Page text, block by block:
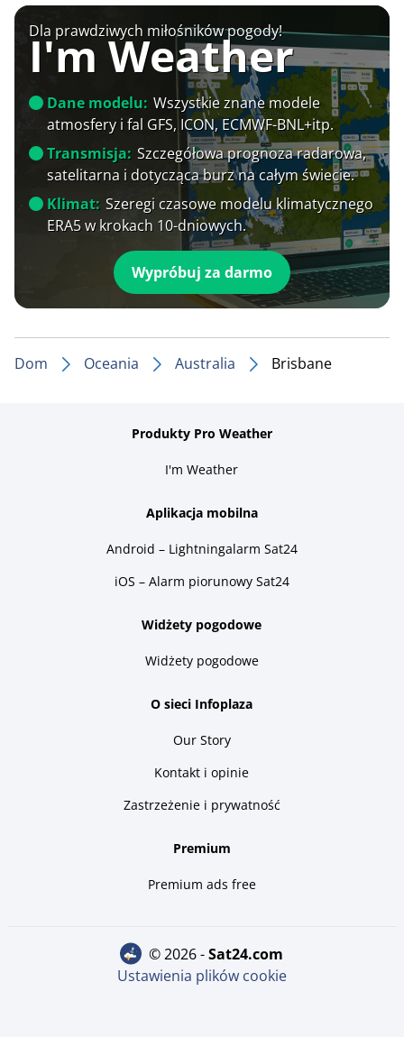
Dla prawdziwych miłośników pogody!
I'm Weather
Dane modelu: Wszystkie znane modele
atmosfery i fal GFS, ICON, ECMWF-BNL+itp.
Transmisja: Szczegółowa prognoza radarowa,
satelitarna i dotycząca burz na całym świecie.
Klimat: Szeregi czasowe modelu klimatycznego
ERA5 w krokach 10-dniowych.
Wypróbuj za darmo
Dom Oceania Australia Brisbane
Produkty Pro Weather
I'm Weather
Aplikacja mobilna
Android – Lightningalarm Sat24
iOS – Alarm piorunowy Sat24
Widżety pogodowe
Widżety pogodowe
O sieci Infoplaza
Our Story
Kontakt i opinie
Zastrzeżenie i prywatność
Premium
Premium ads free
© 2026 - sat24.com
Ustawienia plików cookie